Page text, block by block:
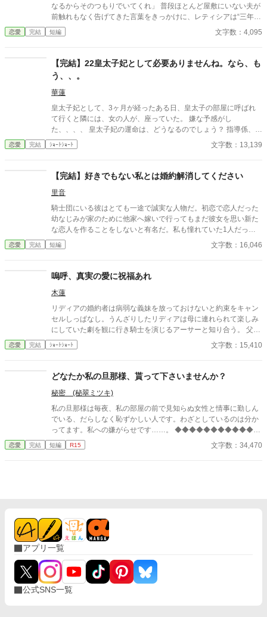
なるからそのつもりでいてくれ」 普段ほとんど屋敷にいない夫が
前触れもなく告げてきた言葉をきっかけに、レティシアは“三年
間”の契約を終わらせることにした。 赤の他人を屋敷に迎えるこ
とはしない。 不要なものに感情を砕く理由などない。 「だって、
切り捨ててしまいましょう。
恋愛 完結 短編 文字数：4,095
【完結】22皇太子妃として必要ありませんね。なら、も
う、、。
華蓮
皇太子妃として、3ヶ月が経ったある日、皇太子の部屋に呼ばれ
て行くと隣には、女の人が、座っていた。 嫌な予感がし
た、、、、 皇太子妃の運命は、どうなるのでしょう？ 指導係、教
育係編Part1
恋愛 完結 ｼｮｰﾄｼｮｰﾄ 文字数：13,139
【完結】好きでもない私とは婚約解消してください
里音
騎士団にいる彼はとても一途で誠実な人物だ。初恋で恋人だった
幼なじみが家のために他家へ嫁いで行ってもまだ彼女を思い新た
な恋人を作ることをしないと有名だ。私も憧れていた1人だっ
た。 そんな彼との婚約が成立した。それは彼の行動で私が傷を負
ったからだ。傷は残らないのに責任感からの婚約ではあるが、彼
婚約して6ヶ月、接点のほとんどない2人だが少しずつ距離も縮ま
り幸せな日々を送っていた。と思っていたのに、彼の元恋人が離
婚をして帰ってくる話を聞いて彼が私との婚約を「最悪だ」と後
悔しているのを聞いてしまった。
恋愛 完結 短編 文字数：16,046
嗚呼、真実の愛に祝福あれ
木蓮
リディアの婚約者は病弱な義妹を放っておけないと約束をキャン
セルしっぱなし。うんざりしたリディアは母に連れられて楽しみ
にしていた劇を観に行き騎士を演じるアーサーと知り合う。 父か
ら条件付きで婚約者との婚約解消の許可をもらったリディアはせ
っせと劇を観にいってアーサーと仲良くなる。 しかし、婚約者が
人の暴走に巻き込まれ、アーサーを巻きこんだ喜劇（？）の幕が
上がる――。 推し活していたら恋が叶って脳みそ花畑婚約者たち
もさっくり撃退した、ゆるふわ恋愛劇。
恋愛 完結 ｼｮｰﾄｼｮｰﾄ 文字数：15,410
どなたか私の旦那様、貰って下さいませんか？
秘密 (秘翠ミツキ)
私の旦那様は毎夜、私の部屋の前で見知らぬ女性と情事に勤しん
でいる、だらしなく恥ずかしい人です。わざとしているのは分か
ってます。私への嫌がらせです……。 ◆◆◆◆◆◆◆◆◆◆◆◆
◆◆◆◆◆◆◆◆◆◆◆ 政略結婚で、離縁出来ないけど離縁した
い。 無類の女好きの従兄の侯爵令息フェルナンドと伯爵令嬢のロ
のに女性達からは終始凄い形相で睨まれる。 居た堪れなくなり、
広間の外へ逃げれば元凶の彼が見知らぬ女とお楽しみ中……。 こ
んな旦那様、いりません！ 誰か、私の旦那様を貰って下さ
い……。
恋愛 完結 短編 R15 文字数：34,470
アプリ一覧
公式SNS一覧